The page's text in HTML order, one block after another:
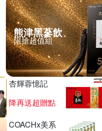
熊津黑蔘飲
限搶超值組
杏輝蓉憶記
降再送超贈點
COACHx美系